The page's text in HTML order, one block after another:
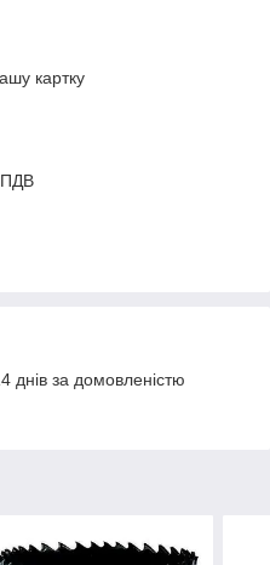
картку
ПДВ
днів за домовленістю